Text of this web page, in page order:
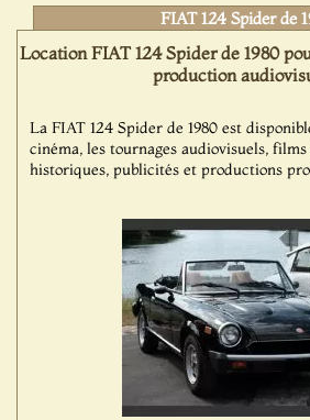
FIAT 124 Spider de
Location FIAT 124 Spider de 1980
production
La FIAT 124 Spider de 1980 est
cinéma, les tournages audiovisuels,
historiques, publicités et productions